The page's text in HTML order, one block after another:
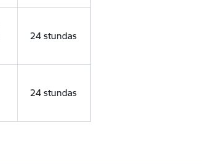
24 stundas
24 stundas